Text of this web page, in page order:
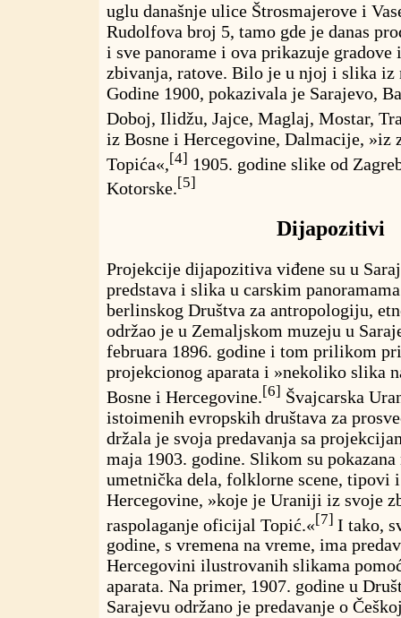
uglu današnje ulice Štrosmajerove i
Rudolfova broj 5, tamo gde je danas
i sve panorame i ova prikazuje gradove
zbivanja, ratove. Bilo je u njoj i slika iz
Godine 1900, pokazivala je Sarajevo,
Doboj, Ilidžu, Jajce, Maglaj, Mostar,
iz Bosne i Hercegovine, Dalmacije,
Topića«, [4] 1905. godine slike od
Kotorske.[5]
Dijapozitivi
Projekcije dijapozitiva viđene su u
predstava i slika u carskim
berlinskog Društva za antropologiju,
održao je u Zemaljskom muzeju u
februara 1896. godine i tom prilikom
projekcionog aparata i »nekoliko slika
Bosne i Hercegovine.[6] Švajcarska
istoimenih evropskih društava za
držala je svoja predavanja sa
maja 1903. godine. Slikom su pokazana
umetnička dela, folklorne scene, tipovi
Hercegovine, »koje je Uraniji iz svoje
raspolaganje oficijal Topić.«[7] I tako,
godine, s vremena na vreme, ima
Hercegovini ilustrovanih slikama
aparata. Na primer, 1907. godine u
Sarajevu održano je predavanje o